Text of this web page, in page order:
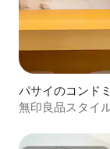
パサイのコンド
無印良品スタイ